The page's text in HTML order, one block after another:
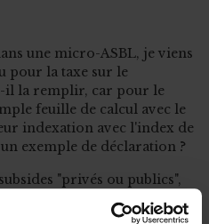
une micro-ASBL, je viens
pour la taxe sur le
il la remplir, car pour le
feuille de calcul avec le
indexation avec l'index de
exemple de déclaration ?
"privés ou publics",
effectifs sont bénévoles.